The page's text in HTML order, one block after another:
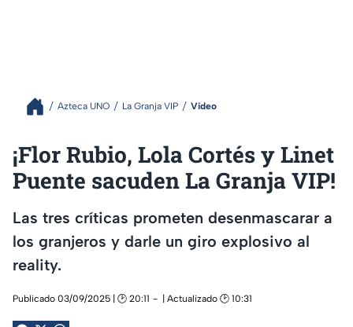
Azteca UNO La Granja VIP Video
¡Flor Rubio, Lola Cortés y Linet
Puente sacuden La Granja VIP!
Las tres críticas prometen desenmascarar a
los granjeros y darle un giro explosivo al
reality.
Publicado 03/09/2025 | 🕑 20:11 | Actualizado 🕑 10:31